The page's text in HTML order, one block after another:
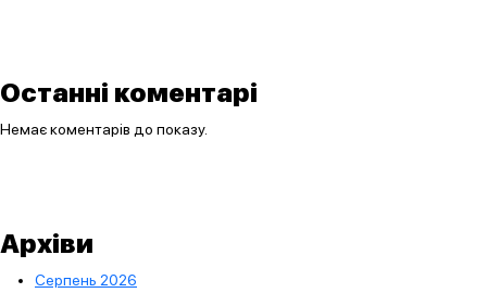
Останні коментарі
Немає коментарів до показу.
Архіви
Серпень 2026